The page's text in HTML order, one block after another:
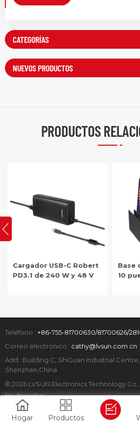
CATEGORÍAS
NUEVOS PRODUCTOS
PRODUCTOS
Cargador USB-C Robert
PD3.1 de 240 W y 48 V
Base
10
Teléfono : +86-755-81700630/81700626/
Correo electrónico : cathy@lvsun.com.cn
Add : Building C, ShiGuan Industrial Centre,
Shenzhen,China
© 2026 LVSUN Electronics Technology
los derechos.
mapa del sitio
Xml política de
IPv6 RED SOPORTADA
Hogar Productos